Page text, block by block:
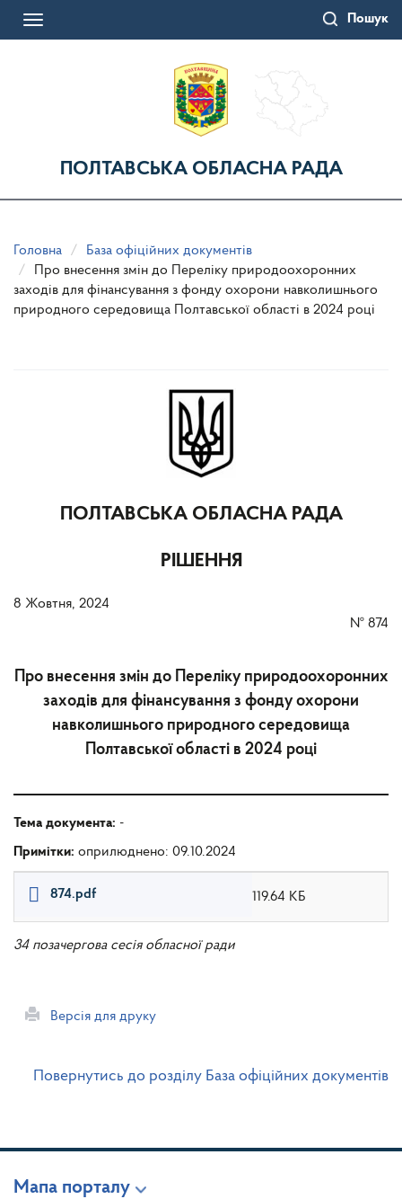
Пошук
Toggle
ПОЛТАВСЬКА ОБЛАСНА РАДА
Головна
База офіційних документів
Про внесення змін до Переліку природоохоронних
заходів для фінансування з фонду охорони навколишнього
природного середовища Полтавської області в 2024 році
ПОЛТАВСЬКА ОБЛАСНА РАДА
РІШЕННЯ
8 Жовтня, 2024
№ 874
Про внесення змін до Переліку природоохоронних
заходів для фінансування з фонду охорони
навколишнього природного середовища
Полтавської області в 2024 році
Тема документа: -
Примітки: оприлюднено: 09.10.2024
874.pdf 119.64 КБ
34 позачергова сесія обласної ради
Версія для друку
Повернутись до розділу База офіційних документів
Мапа порталу